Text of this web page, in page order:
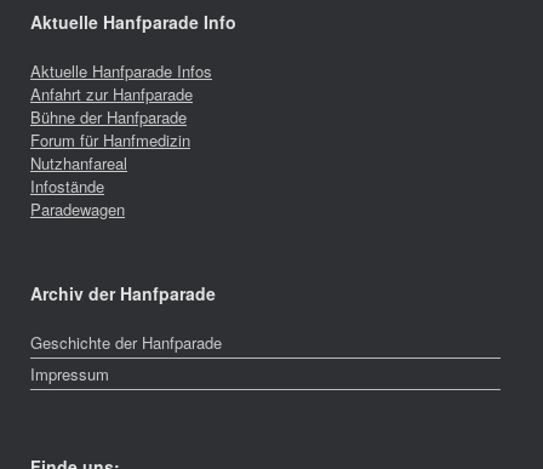
Aktuelle Hanfparade Info
Aktuelle Hanfparade Infos
Anfahrt zur Hanfparade
Bühne der Hanfparade
Forum für Hanfmedizin
Nutzhanfareal
Infostände
Paradewagen
Archiv der Hanfparade
Geschichte der Hanfparade
Impressum